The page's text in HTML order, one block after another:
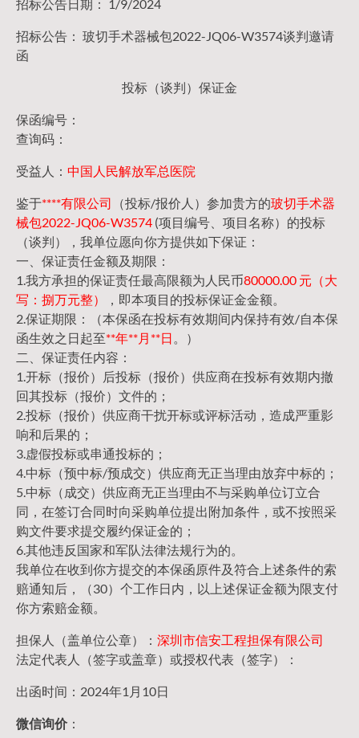
招标公告日期： 1/9/2024
招标公告： 玻切手术器械包2022-JQ06-W3574谈判邀请
函
投标（谈判）保证金
保函编号：
查询码：
受益人： 中国人民解放军总医院
鉴于****有限公司 （投标/报价人）参加贵方的玻切手术器
械包2022-JQ06-W3574 (项目编号、项目名称）的投标
（谈判），我单位愿向你方提供如下保证：
一、保证责任金额及期限：
1.我方承担的保证责任最高限额为人民币80000.00 元（大
写：捌万元整）
，即本项目的投标保证金金额。
2.保证期限：（本保函在投标有效期间内保持有效/自本保
函生效之日起至**年**月**日 。）
二、保证责任内容：
1.开标（报价）后投标（报价）供应商在投标有效期内撤
回其投标（报价）文件的；
2.投标（报价）供应商干扰开标或评标活动，造成严重影
响和后果的；
3.虚假投标或串通投标的；
4.中标（预中标/预成交）供应商无正当理由放弃中标的；
5.中标（成交）供应商无正当理由不与采购单位订立合
同，在签订合同时向采购单位提出附加条件，或不按照采
购文件要求提交履约保证金的；
6.其他违反国家和军队法律法规行为的。
我单位在收到你方提交的本保函原件及符合上述条件的索
赔通知后，（30）个工作日内，以上述保证金额为限支付
你方索赔金额。
担保人（盖单位公章）： 深圳市信安工程担保有限公司
法定代表人（签字或盖章）或授权代表（签字）：
出函时间：2024年1月10日
微信询价：